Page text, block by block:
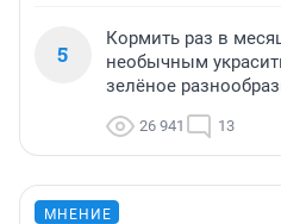
5
Кормить раз в
необычным
зелёное
26 941 13
МНЕНИЕ